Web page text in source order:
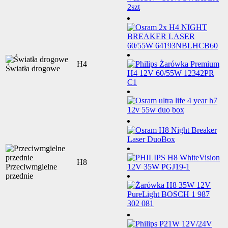
Światła drogowe
H4
Przeciwmgielne
przednie
H8